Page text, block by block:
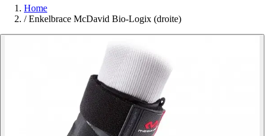
Home
/ Enkelbrace McDavid Bio-Logix (droite)